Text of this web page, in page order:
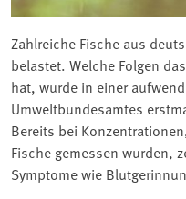
Zahlreiche Fische aus
belastet. Welche Folgen
hat, wurde in einer
Umweltbundesamtes
Bereits bei
Fische gemessen wurden,
Symptome wie